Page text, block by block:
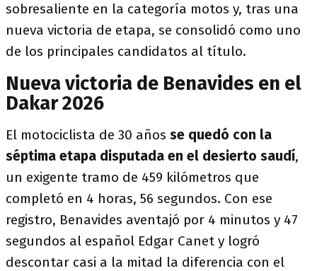
sobresaliente en la categoría motos y, tras una
nueva victoria de etapa, se consolidó como uno
de los principales candidatos al título.
Nueva victoria de Benavides en el
Dakar 2026
El motociclista de 30 años se quedó con la
séptima etapa disputada en el desierto saudí,
un exigente tramo de 459 kilómetros que
completó en 4 horas, 56 segundos. Con ese
registro, Benavides aventajó por 4 minutos y 47
segundos al español Edgar Canet y logró
descontar casi a la mitad la diferencia con el